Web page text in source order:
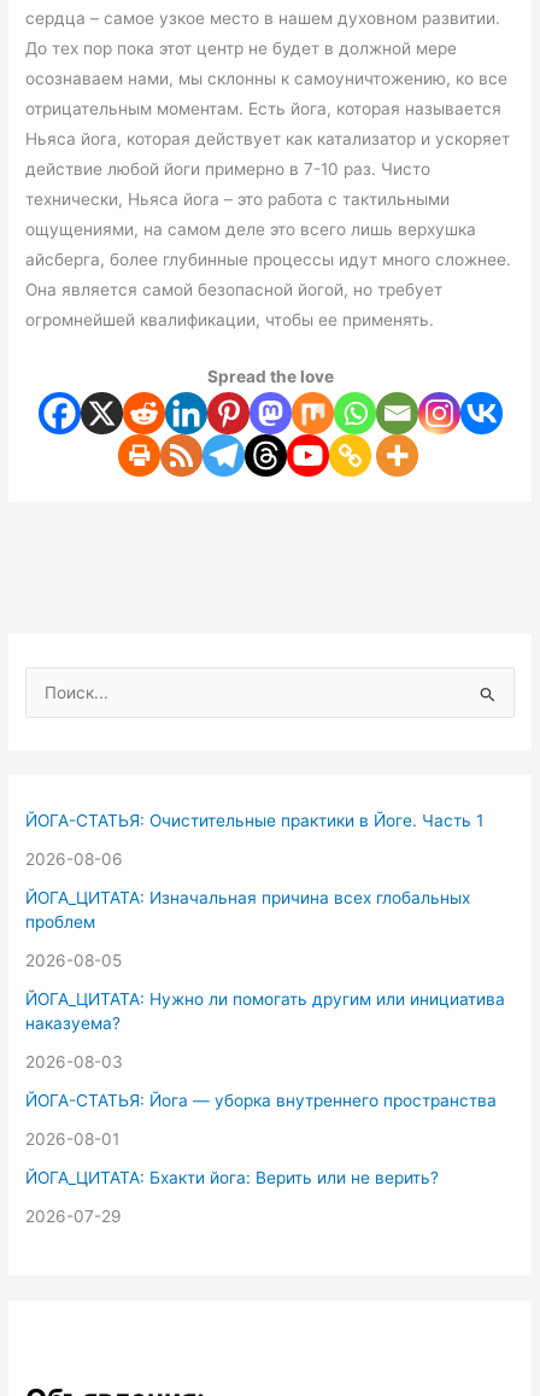
сердца – самое узкое место в нашем духовном развитии.
До тех пор пока этот центр не будет в должной мере
осознаваем нами, мы склонны к самоуничтожению, ко все
отрицательным моментам. Есть йога, которая называется
Ньяса йога, которая действует как катализатор и ускоряет
действие любой йоги примерно в 7-10 раз. Чисто
технически, Ньяса йога – это работа с тактильными
ощущениями, на самом деле это всего лишь верхушка
айсберга, более глубинные процессы идут много сложнее.
Она является самой безопасной йогой, но требует
огромнейшей квалификации, чтобы ее применять.
Spread the love
о
к
ЙОГА-СТАТЬЯ: Очистительные практики в Йоге. Часть 1
2026-08-06
ЙОГА_ЦИТАТА: Изначальная причина всех глобальных
проблем
2026-08-05
ЙОГА_ЦИТАТА: Нужно ли помогать другим или инициатива
наказуема?
2026-08-03
ЙОГА-СТАТЬЯ: Йога — уборка внутреннего пространства
2026-08-01
ЙОГА_ЦИТАТА: Бхакти йога: Верить или не верить?
2026-07-29